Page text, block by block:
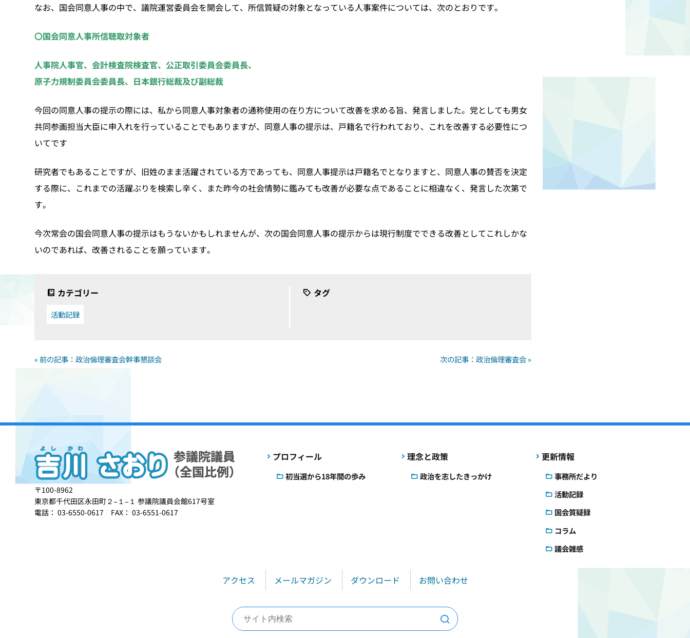
なお、国会同意人事の中で、議院運営委員会を開会して、所信質疑の対象となっている人事案件については、次のとおりです。
〇国会同意人事所信聴取対象者
人事院人事官、会計検査院検査官、公正取引委員会委員長、
原子力規制委員会委員長、日本銀行総裁及び副総裁
今回の同意人事の提示の際には、私から同意人事対象者の通称使用の在り方について改善を求める旨、発言しました。党としても男女
共同参画担当大臣に申入れを行っていることでもありますが、同意人事の提示は、戸籍名で行われており、これを改善する必要性につ
いてです
研究者でもあることですが、旧姓のまま活躍されている方であっても、同意人事提示は戸籍名でとなりますと、同意人事の賛否を決定
する際に、これまでの活躍ぶりを検索し辛く、また昨今の社会情勢に鑑みても改善が必要な点であることに相違なく、発言した次第で
す。
今次常会の国会同意人事の提示はもうないかもしれませんが、次の国会同意人事の提示からは現行制度でできる改善としてこれしかな
いのであれば、改善されることを願っています。
カテゴリー
活動記録
タグ
« 前の記事：政治倫理審査会幹事懇談会 次の記事：政治倫理審査会 »
〒100-8962
東京都千代田区永田町２−１−１ 参議院議員会館617号室
電話： 03-6550-0617 FAX： 03-6551-0617
プロフィール
初当選から18年間の歩み
理念と政策
政治を志したきっかけ
更新情報
事務所だより
活動記録
国会質疑録
コラム
議会雑感
アクセス メールマガジン ダウンロード お問い合わせ
検索